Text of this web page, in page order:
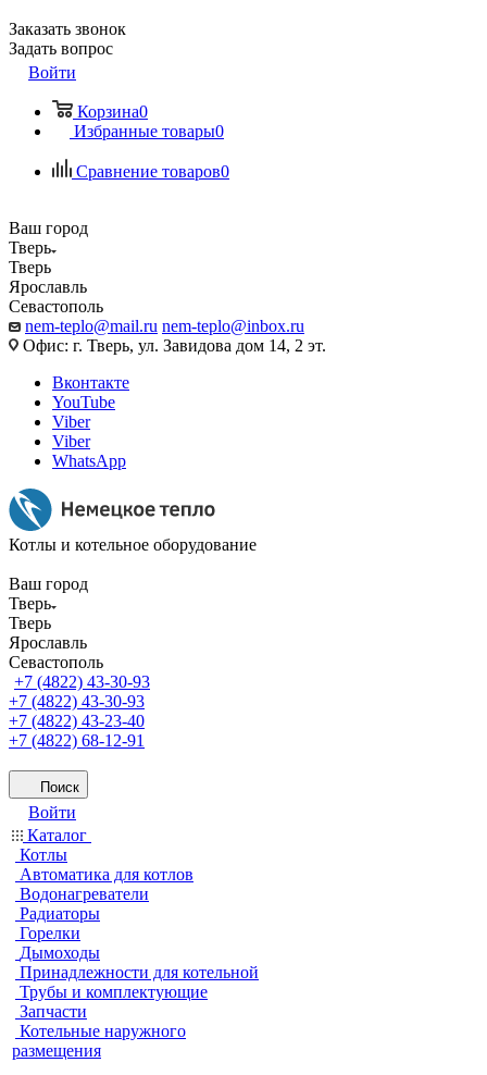
Заказать звонок
Задать вопрос
Войти
Корзина0
Избранные товары0
Сравнение товаров0
Ваш город
Тверь
Тверь
Ярославль
Севастополь
nem-teplo@mail.ru nem-teplo@inbox.ru
Офис: г. Тверь, ул. Завидова дом 14, 2 эт.
Вконтакте
YouTube
Viber
Viber
WhatsApp
Котлы и котельное оборудование
Ваш город
Тверь
Тверь
Ярославль
Севастополь
+7 (4822) 43-30-93
+7 (4822) 43-30-93
+7 (4822) 43-23-40
+7 (4822) 68-12-91
Поиск
Войти
Каталог
Котлы
Автоматика для котлов
Водонагреватели
Радиаторы
Горелки
Дымоходы
Принадлежности для котельной
Трубы и комплектующие
Запчасти
Котельные наружного
размещения